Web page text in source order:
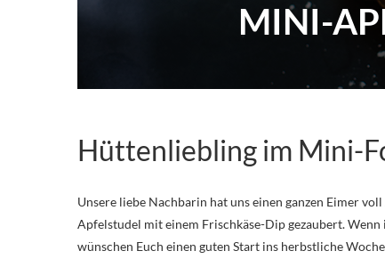
MINI-
Hüttenliebling im Mini-
Unsere liebe Nachbarin hat uns einen ganzen Eimer
Apfelstudel mit einem Frischkäse-Dip gezaubert.
wünschen Euch einen guten Start ins herbstliche